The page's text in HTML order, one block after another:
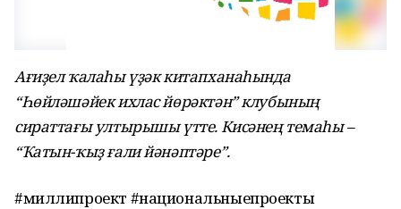
Ағиҙел ҡалаһы үҙәк китапханаһында
“Һөйләшәйек ихлас йөрәктән” клубының
сираттағы ултырышы үтте. Кисәнең темаһы –
“Ҡатын-ҡыҙ ғали йәнәптәре”.
#миллипроект #национальныепроекты